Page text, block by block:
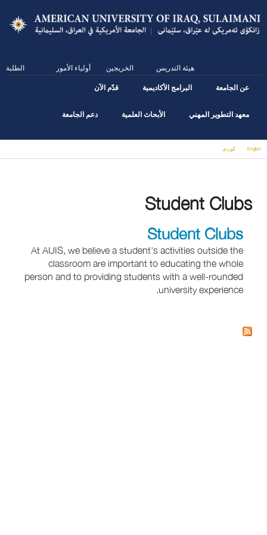
main
content
الطلبة أولياء الأمور الخريجين هيئة التدريس
عن الجامعة البرامج الأكاديمية قدّم الآن
معهد التطوير المهني الأبحاث العلمية دعم الجامعة
English كوردى
Student Clubs
Student Clubs
At AUIS, we believe a student's activities outside the
classroom are important to educating the whole
person and to providing students with a well-rounded
university experience.